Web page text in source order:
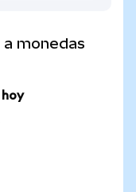
a monedas
hoy